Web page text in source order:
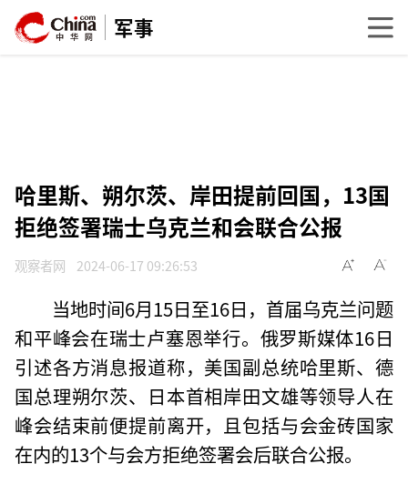
军事
哈里斯、朔尔茨、岸田提前回国，13国
拒绝签署瑞士乌克兰和会联合公报
观察者网 2024-06-17 09:26:53
当地时间6月15日至16日，首届乌克兰问题
和平峰会在瑞士卢塞恩举行。俄罗斯媒体16日
引述各方消息报道称，美国副总统哈里斯、德
国总理朔尔茨、日本首相岸田文雄等领导人在
峰会结束前便提前离开，且包括与会金砖国家
在内的13个与会方拒绝签署会后联合公报。